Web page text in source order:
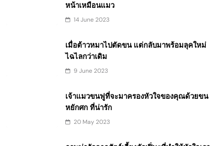
หน้าเหมือนแมว
14 June 2023
เมื่อต้าวหมาไปตัดขน แต่กลับมาพร้อมลุคใหม่
ไฉไลกว่าเดิม
9 June 2023
เจ้าแมวขนฟูที่จะมาครองหัวใจของคุณด้วยขน
หยักศก ที่น่ารัก
20 May 2023